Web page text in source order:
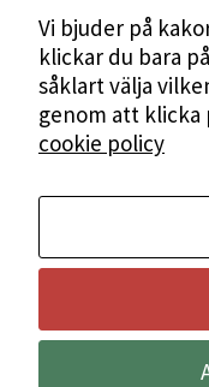
Markus Dahlberg
Tel: 0720-88 17 17
Annonsering
Swartling &
Birger Jarlsgatan
Tel: 08-545 160
Vi bjuder på
klickar du bara
såklart välja
genom att
cookie policy